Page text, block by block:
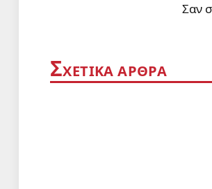
Σαν
ΣΧΕΤΙΚΆ ΑΡΘΡΑ